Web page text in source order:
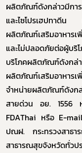
ผลิตภัณฑ์ดังกล่าวมีกา
และไซโปรเฮปทาดีน
ผลิตภัณฑ์เสริมอาหาร
และไม่ปลอดภัยต่อผู้บริ
บริโภคผลิตภัณฑ์ดังกล่
ผลิตภัณฑ์เสริมอาหา
จำหน่ายผลิตภัณฑ์ดังก
สายด่วน อย. 1556
FDAThai หรือ E-
ปณฝ. กระทรวงสาธ
สาธารณสุขจังหวัดทั่วป